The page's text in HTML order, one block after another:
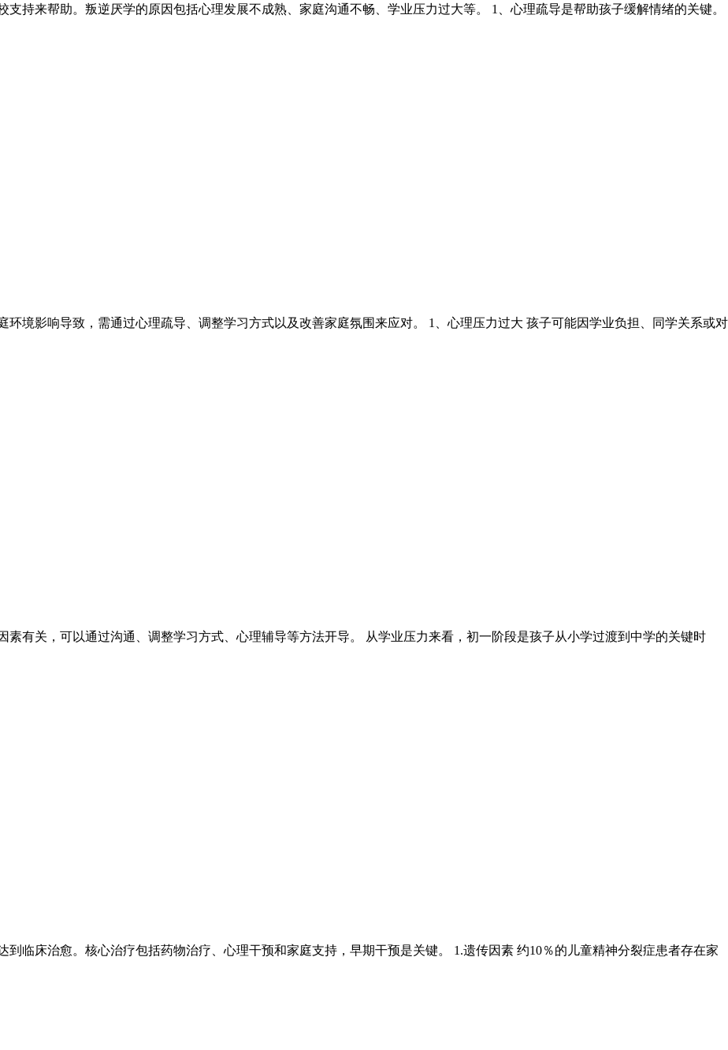
持来帮助。叛逆厌学的原因包括心理发展不成熟、家庭沟通不畅、学业压力过大等。 1、心理疏导是帮助孩子缓解情绪的关键。
环境影响导致，需通过心理疏导、调整学习方式以及改善家庭氛围来应对。 1、心理压力过大 孩子可能因学业负担、同学关系或对
有关，可以通过沟通、调整学习方式、心理辅导等方法开导。 从学业压力来看，初一阶段是孩子从小学过渡到中学的关键时
临床治愈。核心治疗包括药物治疗、心理干预和家庭支持，早期干预是关键。 1.遗传因素 约10％的儿童精神分裂症患者存在家